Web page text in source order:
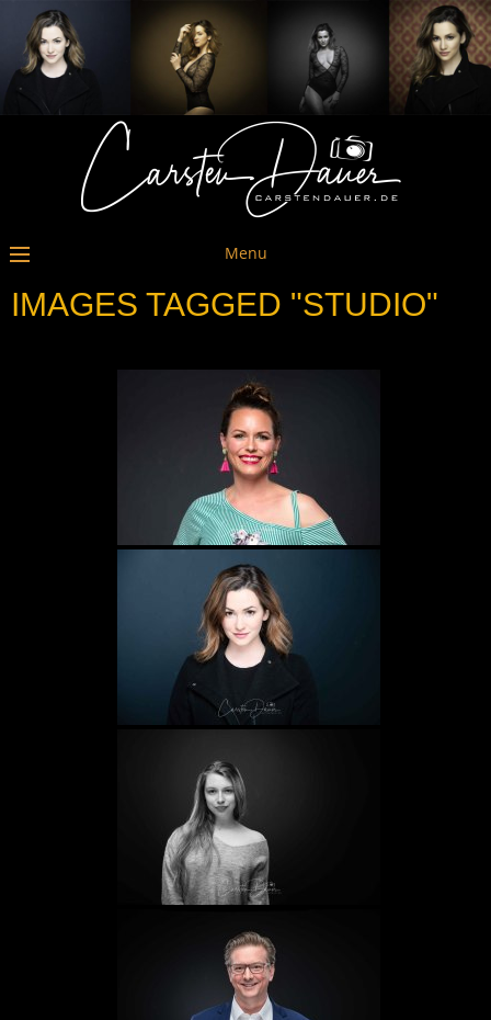
Menu
IMAGES TAGGED "STUDIO"